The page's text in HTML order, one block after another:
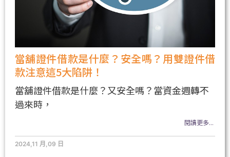
當舖證件借款是什麼？安全嗎？用雙證件借
款注意這5大陷阱！
當舖證件借款是什麼？又安全嗎？當資金週轉不
過來時，
閱讀更多...
2024,11 月,09 日